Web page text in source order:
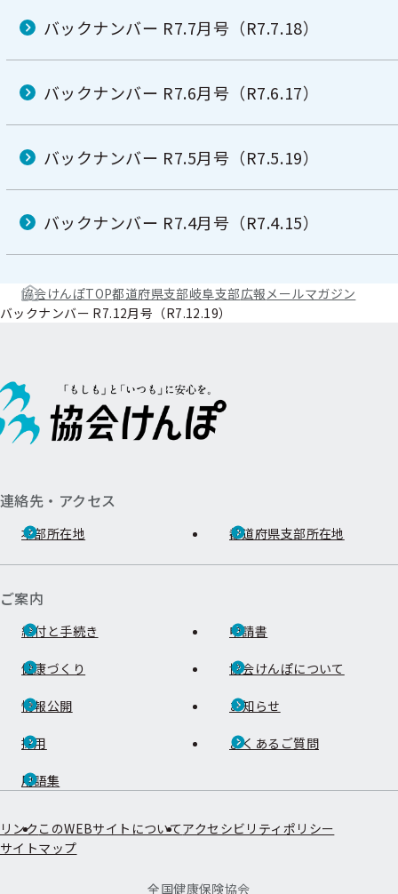
バックナンバー R7.7月号（R7.7.18）
バックナンバー R7.6月号（R7.6.17）
バックナンバー R7.5月号（R7.5.19）
バックナンバー R7.4月号（R7.4.15）
協会けんぽTOP都道府県支部岐阜支部広報メールマガジン
バックナンバー R7.12月号（R7.12.19）
連絡先・アクセス
本部所在地 都道府県支部所在地
ご案内
給付と手続き 申請書
健康づくり 協会けんぽについて
情報公開 お知らせ
採用 よくあるご質問
用語集
リンク このWEBサイトについてアクセシビリティポリシー
サイトマップ
全国健康保険協会